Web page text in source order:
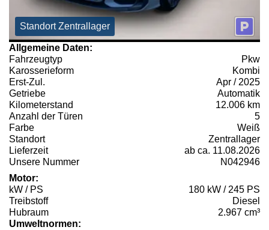
Standort Zentrallager
Allgemeine Daten:
Fahrzeugtyp
Pkw
Karosserieform
Kombi
Erst-Zul.
Apr / 2025
Getriebe
Automatik
Kilometerstand
12.006 km
Anzahl der Türen
5
Farbe
Weiß
Standort
Zentrallager
Lieferzeit
ab ca. 11.08.2026
Unsere Nummer
N042946
Motor:
kW / PS
180 kW / 245 PS
Treibstoff
Diesel
Hubraum
2.967 cm³
Umweltnormen: